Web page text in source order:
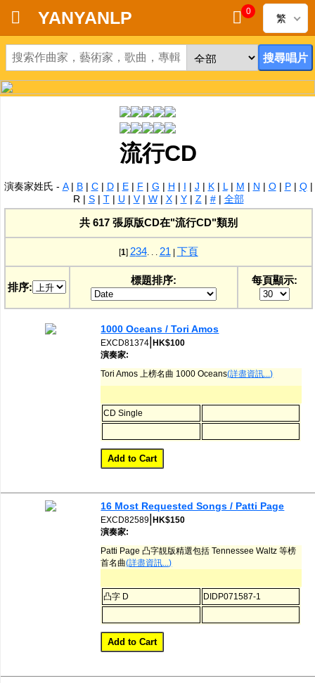
首頁
新到黑膠唱片
CD
清貨發燒零件
關於唱片
網購/發貨付運
YANYANLP 0
繁
流行CD
演奏家姓氏 - A| B| C| D| E| F | G | H | I | J | K| L | M | N | O| P| Q|
R | S| T| U | V| W| X| Y| Z | #| 全部
共 617 張原版CD在"流行CD"類别
[1] 234. . . 21 下頁
排序:
標題排序: 每頁顯示:
1000 Oceans / Tori Amos
EXCD81374 |HK$100
演奏家:
Tori Amos ‎上榜名曲 1000 Oceans(詳盡資訊...)
CD Single
16 Most Requested Songs / Patti Page
EXCD82589 |HK$150
演奏家:
Patti Page 凸字靚版精選包括 Tennessee Waltz 等榜
首名曲(詳盡資訊...)
凸字 D DIDP071587-1